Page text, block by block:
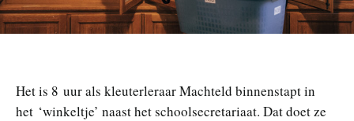
Het is 8 uur als kleuterleraar Machteld binnenstapt in
het ‘winkeltje’ naast het schoolsecretariaat. Dat doet ze